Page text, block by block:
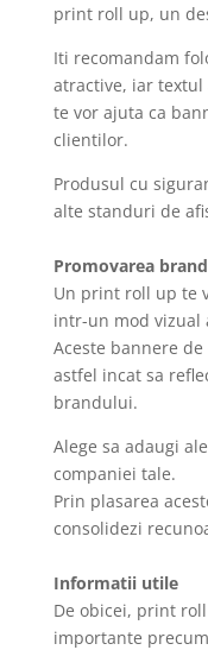
print roll up, un
Iti recomandam
atractive, iar textul
te vor ajuta ca
clientilor.
Produsul cu
alte standuri de
Promovarea
Un print roll up te
intr-un mod vizual
Aceste bannere
astfel incat sa
brandului.
Alege sa adaugi
companiei tale.
Prin plasarea
consolidezi
Informatii utile
De obicei, print
importante